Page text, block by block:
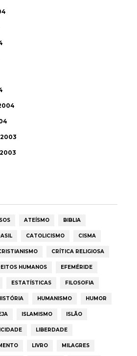
ATEÍSMO BIBLIA
CATOLICISMO CISMA
CRÍTICA RELIGIOSA
HUMANOS EFEMÉRIDE
ESTATÍSTICAS FILOSOFIA
HUMANISMO HUMOR
ISLAMISMO ISLÃO
LIBERDADE
LIVRO MILAGRES